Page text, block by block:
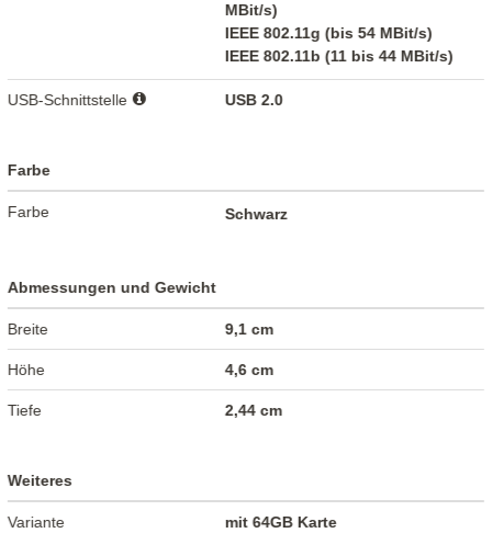
MBit/s)
IEEE 802.11g (bis 54 MBit/s)
IEEE 802.11b (11 bis 44 MBit/s)
USB-Schnittstelle USB 2.0
Farbe
Farbe Schwarz
Abmessungen und Gewicht
Breite 9,1 cm
Höhe 4,6 cm
Tiefe 2,44 cm
Weiteres
Variante mit 64GB Karte